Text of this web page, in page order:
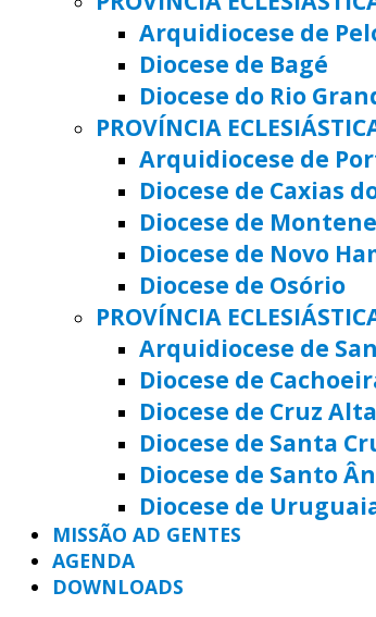
Arquidiocese de
Diocese de Bagé
Diocese do Rio
PROVÍNCIA
Arquidiocese de
Diocese de Caxias
Diocese de
Diocese de Novo
Diocese de Osório
PROVÍNCIA
Arquidiocese de
Diocese de
Diocese de Cruz Alta
Diocese de Santa
Diocese de Santo
Diocese de
MISSÃO AD GENTES
AGENDA
DOWNLOADS